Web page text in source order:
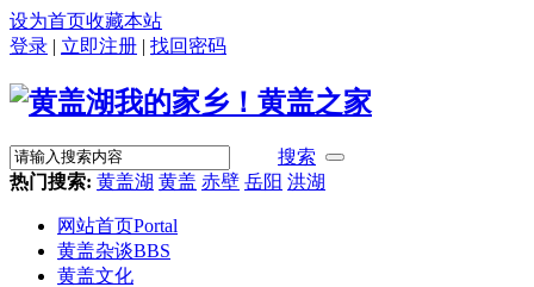
设为首页收藏本站
登录 | 立即注册 | 找回密码
搜索
热门搜索: 黄盖湖 黄盖 赤壁 岳阳 洪湖
网站首页Portal
黄盖杂谈BBS
黄盖文化